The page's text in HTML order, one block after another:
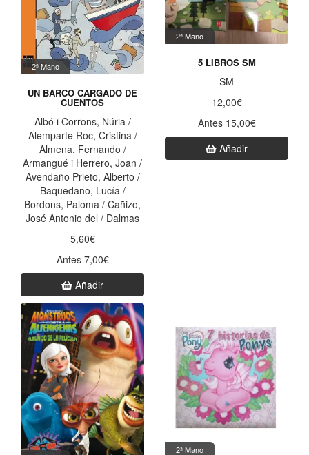
2ª Mano
UN BARCO CARGADO DE
CUENTOS
Albó i Corrons, Núria /
Alemparte Roc, Cristina /
Almena, Fernando /
Armangué i Herrero, Joan /
Avendaño Prieto, Alberto /
Baquedano, Lucía /
Bordons, Paloma / Cañizo,
José Antonio del / Dalmas
5,60€
Antes 7,00€
Añadir
2ª Mano
5 LIBROS SM
SM
12,00€
Antes 15,00€
Añadir
2ª Mano